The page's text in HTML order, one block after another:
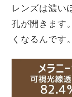
レンズは濃い
孔が開きます
くなるんです。